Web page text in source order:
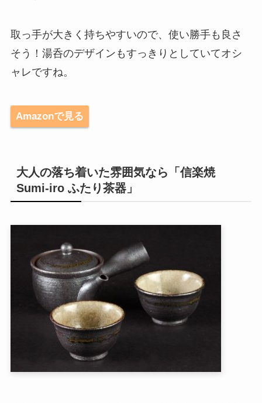
取っ手が大きく持ちやすいので、使い勝手も良さ
そう！湯呑のデザインもすっきりとしていてオシ
ャレですね。
Amazonで見る
大人の落ち着いた雰囲気なら「信楽焼
Sumi-iro ふたり茶器」